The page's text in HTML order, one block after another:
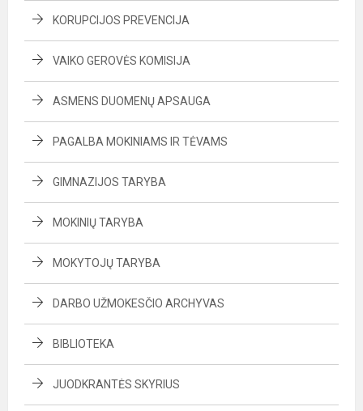
KORUPCIJOS PREVENCIJA
VAIKO GEROVĖS KOMISIJA
ASMENS DUOMENŲ APSAUGA
PAGALBA MOKINIAMS IR TĖVAMS
GIMNAZIJOS TARYBA
MOKINIŲ TARYBA
MOKYTOJŲ TARYBA
DARBO UŽMOKESČIO ARCHYVAS
BIBLIOTEKA
JUODKRANTĖS SKYRIUS